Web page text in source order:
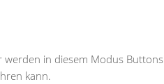
werden in diesem Modus Buttons
kann.